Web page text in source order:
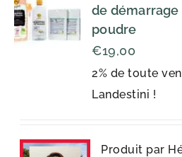
de
poudre
2% de toute
Landestini !
€19,00
Produit par